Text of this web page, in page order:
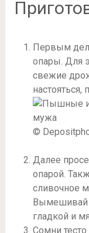
Первым
опары. Для
свежие
настояться,
©
Далее
опарой.
сливочное
Вымешивай
гладкой и
Сомни